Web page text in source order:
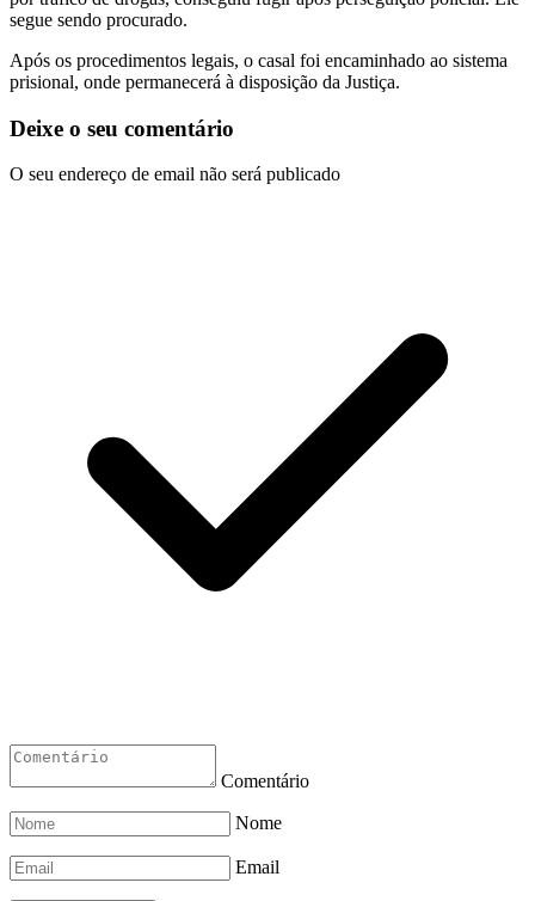
segue sendo procurado.
Após os procedimentos legais, o casal foi encaminhado ao sistema
prisional, onde permanecerá à disposição da Justiça.
Deixe o seu comentário
O seu endereço de email não será publicado
Comentário
Nome
Email